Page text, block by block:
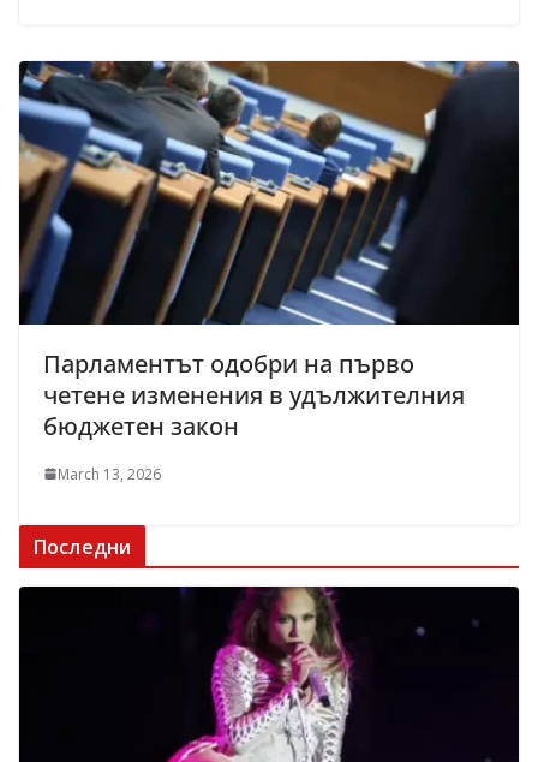
Парламентът одобри на първо
четене изменения в удължителния
бюджетен закон
March 13, 2026
Последни